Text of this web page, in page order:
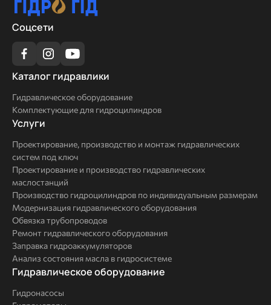
Соцсети
Каталог
Каталог гидравлики
Гидравлическое оборудование
Комплектующие для гидроцилиндров
Услуги
Услуги
Проектирование, производство и монтаж гидравлических
систем под ключ
Проектирование и производство гидравлических
маслостанций
Производство гидроцилиндров по индивидуальным размерам
Модернизация гидравлического оборудования
Обвязка трубопроводов
Ремонт гидравлического оборудования
Заправка гидроаккумуляторов
Анализ состояния масла в гидросистеме
Комплексные
Гидравлическое оборудование
Гидронасосы